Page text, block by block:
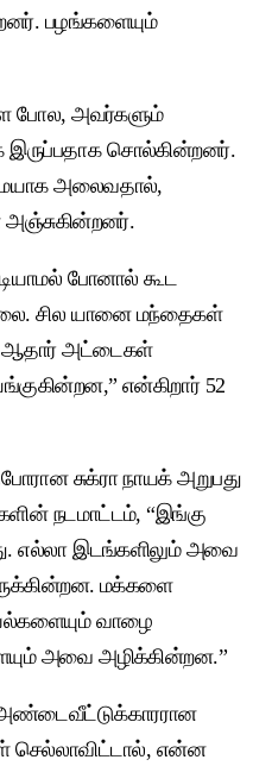
பழங்களையும்
போல, அவர்களும்
இருப்பதாக சொல்கின்றனர்.
அலைவதால்,
போனால் கூட
சில யானை மந்தைகள்
ஆதார் அட்டைகள்
என்கிறார் 52
சுக்ரா நாயக் அறுபது
நடமாட்டம், “இங்கு
எல்லா இடங்களிலும் அவை
மக்களை
வாழை
அவை அழிக்கின்றன.”
அண்டைவீட்டுக்காரரான
செல்லாவிட்டால், என்ன